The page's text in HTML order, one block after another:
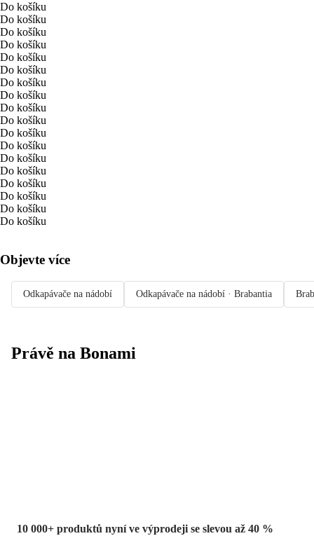
Do košíku
Do košíku
Do košíku
Do košíku
Do košíku
Do košíku
Do košíku
Do košíku
Do košíku
Do košíku
Do košíku
Do košíku
Do košíku
Do košíku
Do košíku
Do košíku
Do košíku
Do košíku
Objevte více
Odkapávače na nádobí Odkapávače na nádobí · Brabantia
Právě na Bonami
10 000+ produktů nyní ve výprodeji se slevou až 40 %